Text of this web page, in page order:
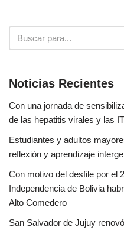
Noticias Recientes
Con una jornada de
de las hepatitis virales y las
Estudiantes y adultos
reflexión y aprendizaje
Con motivo del desfile por el
Independencia de Bolivia
Alto Comedero
San Salvador de Jujuy